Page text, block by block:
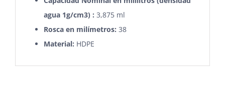
agua 1g/cm3) : 3,875 ml
Rosca en milímetros: 38
Material: HDPE